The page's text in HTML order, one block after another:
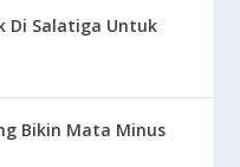
Di Salatiga Untuk
Bikin Mata Minus